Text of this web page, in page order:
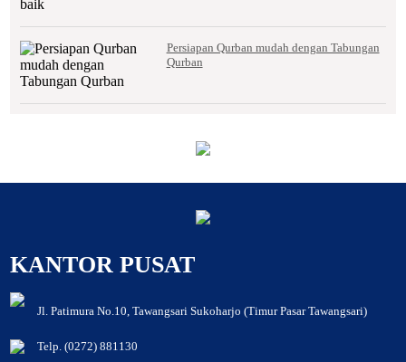
Persiapan Qurban mudah dengan Tabungan
Qurban
KANTOR PUSAT
Jl. Patimura No.10, Tawangsari Sukoharjo (Timur Pasar Tawangsari)
Telp. (0272) 881130